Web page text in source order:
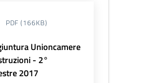
PDF (166KB)
Unioncamere
- 2°
2017